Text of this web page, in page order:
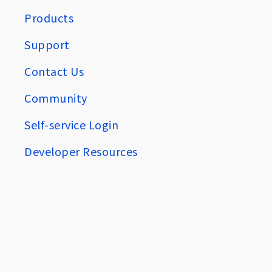
Products
Support
Contact Us
Community
Self-service Login
Developer Resources